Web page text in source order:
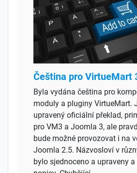
Čeština pro VirtueMart
Byla vydána čeština pro
moduly a pluginy VirtueMart.
upravený oficiální překlad,
pro VM3 a Joomla 3, ale
bude možné provozovat i na
Joomla 2.5. Názvosloví v
bylo sjednoceno a upraveny